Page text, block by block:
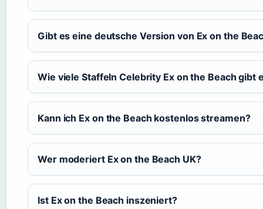
Gibt es eine deutsche Version von Ex on the
Wie viele Staffeln Celebrity Ex on the Beach gibt
Kann ich Ex on the Beach kostenlos streamen?
Wer moderiert Ex on the Beach UK?
Ist Ex on the Beach inszeniert?